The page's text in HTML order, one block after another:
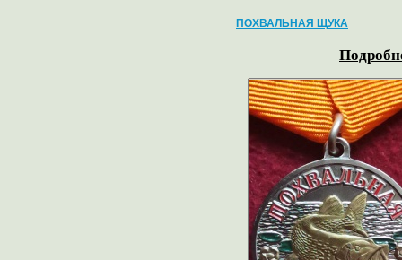
ПОХВАЛЬНАЯ ЩУКА